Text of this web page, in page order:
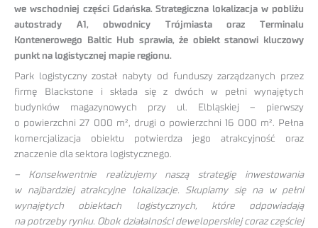
we wschodniej części Gdańska. Strategiczna lokalizacja w pobliżu
autostrady A1, obwodnicy Trójmiasta oraz Terminalu
Kontenerowego Baltic Hub sprawia, że obiekt stanowi kluczowy
punkt na logistycznej mapie regionu.
Park logistyczny został nabyty od funduszy zarządzanych przez
firmę Blackstone i składa się z dwóch w pełni wynajętych
budynków magazynowych przy ul. Elbląskiej – pierwszy
o powierzchni 27 000 m², drugi o powierzchni 16 000 m². Pełna
komercjalizacja obiektu potwierdza jego atrakcyjność oraz
znaczenie dla sektora logistycznego.
– Konsekwentnie realizujemy naszą strategię inwestowania
w najbardziej atrakcyjne lokalizacje. Skupiamy się na w pełni
wynajętych obiektach logistycznych, które odpowiadają
na potrzeby rynku. Obok działalności deweloperskiej coraz częściej